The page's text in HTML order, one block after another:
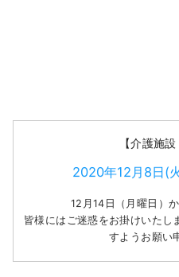
【介護施
2020年12月8日(
12月14日（月曜日）
皆様にはご迷惑をお掛けいたし
すようお願い